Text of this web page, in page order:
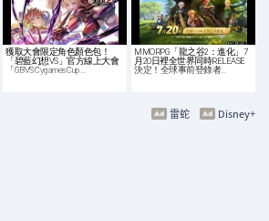
獲取大會限定角色顏色包！
「碧藍幻想VS」官方線上大會
「GBVS Cygames Cup …
MMORPG「龍之谷2：進化」7
月20日裡全世界同時RELEASE
決定！全球事前登錄者…
Disney+
雷蛇